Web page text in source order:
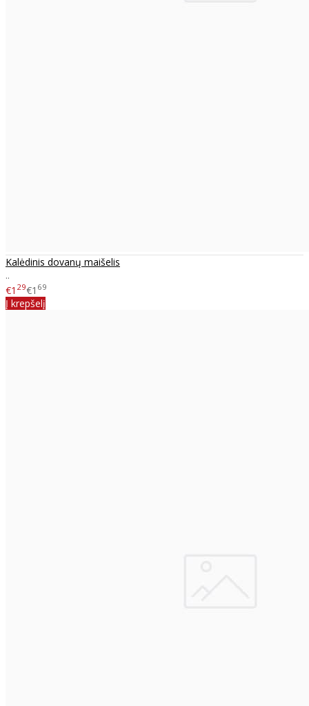
Kalėdinis dovanų maišelis
..
€1 29€1 69
Į krepšelį